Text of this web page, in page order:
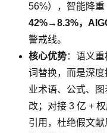
56%），智能降重
42%→8.3%，
警戒线。
核心优势：语义
词替换，而是深
业术语、公式、
改；对接 3 亿 +
引用，杜绝假文献